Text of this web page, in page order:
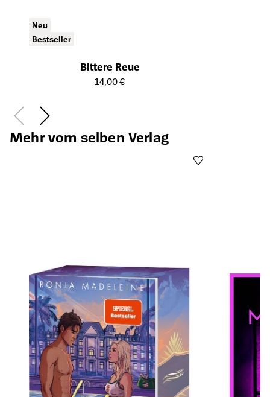
Neu
Bestseller
Bittere Reue
Öffnet die Detailseite des Produkts
14,00 €
Mehr vom selben Verlag